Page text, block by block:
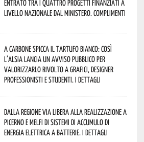
entrato tra i quattro progetti finanziati a
livello nazionale dal Ministero. Complimenti
A Carbone spicca il tartufo bianco: così
l’Alsia lancia un avviso pubblico per
valorizzarlo rivolto a grafici, designer
professionisti e studenti. I dettagli
Dalla Regione via libera alla realizzazione a
Picerno e Melfi di sistemi di accumulo di
energia elettrica a batterie. I dettagli